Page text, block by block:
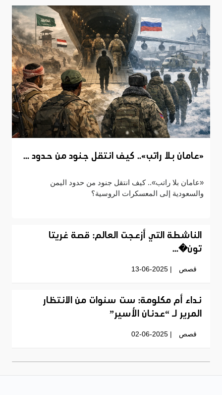
«عامان بلا راتب».. كيف انتقل جنود من حدود ...
«عامان بلا راتب».. كيف انتقل جنود من حدود اليمن
والسعودية إلى المعسكرات الروسية؟
الناشطة التي أزعجت العالم: قصة غريتا
تون�...
قصص | 13-06-2025
نداء أم مكلومة: ست سنوات من الانتظار
المرير لـ “عدنان الأسير”
قصص | 02-06-2025